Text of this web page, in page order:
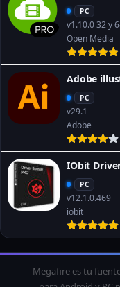
PC
v1.10.0 32 y
Open Media
Adobe
PC
v29.1
Adobe
IObit
PC
v12.1.0.469
iobit
Megafire es tu